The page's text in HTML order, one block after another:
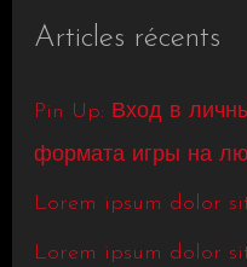
eArticles récents
Pin Up: Вход в
формата игры на
Lorem ipsum dolor
Lorem ipsum dolor